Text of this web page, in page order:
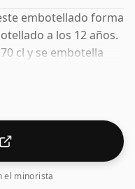
embotellado forma
a los 12 años.
cl y se embotella
el minorista